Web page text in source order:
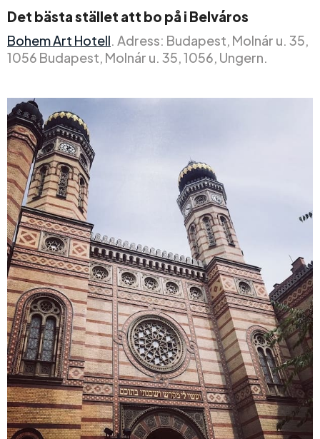
Det bästa stället att bo på i Belváros
Bohem Art Hotell. Adress: Budapest, Molnár u. 35,
1056 Budapest, Molnár u. 35, 1056, Ungern.